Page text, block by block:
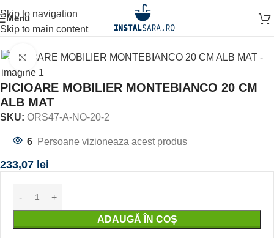
Skip to navigation
Skip to main content
Menu
Prima pagină MOBILIER BAIE
Click to enlarge
PICIOARE MOBILIER MONTEBIANCO 20 CM
ALB MAT
SKU: ORS47-A-NO-20-2
6 Persoane vizioneaza acest produs
233,07 lei
ADAUGĂ ÎN COȘ